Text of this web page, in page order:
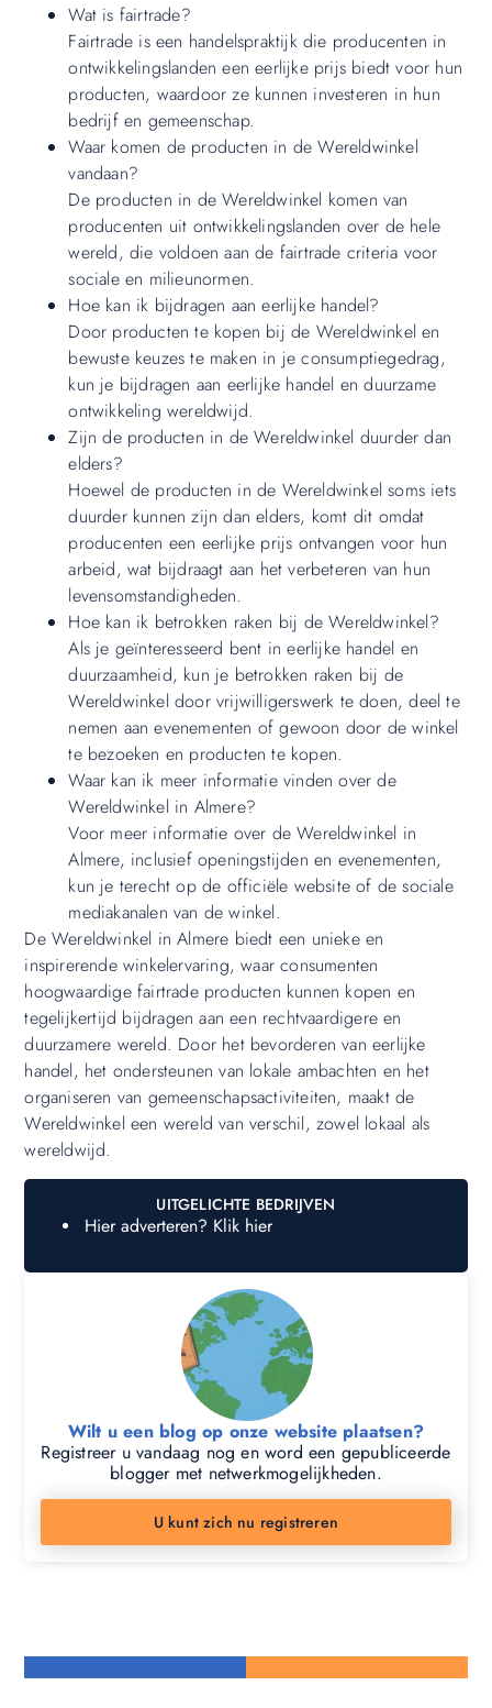
Wat is fairtrade?
Fairtrade is een handelspraktijk die producenten in
ontwikkelingslanden een eerlijke prijs biedt voor hun
producten, waardoor ze kunnen investeren in hun
bedrijf en gemeenschap.
Waar komen de producten in de Wereldwinkel
vandaan?
De producten in de Wereldwinkel komen van
producenten uit ontwikkelingslanden over de hele
wereld, die voldoen aan de fairtrade criteria voor
sociale en milieunormen.
Hoe kan ik bijdragen aan eerlijke handel?
Door producten te kopen bij de Wereldwinkel en
bewuste keuzes te maken in je consumptiegedrag,
kun je bijdragen aan eerlijke handel en duurzame
ontwikkeling wereldwijd.
Zijn de producten in de Wereldwinkel duurder dan
elders?
Hoewel de producten in de Wereldwinkel soms iets
duurder kunnen zijn dan elders, komt dit omdat
producenten een eerlijke prijs ontvangen voor hun
arbeid, wat bijdraagt aan het verbeteren van hun
levensomstandigheden.
Hoe kan ik betrokken raken bij de Wereldwinkel?
Als je geïnteresseerd bent in eerlijke handel en
duurzaamheid, kun je betrokken raken bij de
Wereldwinkel door vrijwilligerswerk te doen, deel te
nemen aan evenementen of gewoon door de winkel
te bezoeken en producten te kopen.
Waar kan ik meer informatie vinden over de
Wereldwinkel in Almere?
Voor meer informatie over de Wereldwinkel in
Almere, inclusief openingstijden en evenementen,
kun je terecht op de officiële website of de sociale
mediakanalen van de winkel.
De Wereldwinkel in Almere biedt een unieke en
inspirerende winkelervaring, waar consumenten
hoogwaardige fairtrade producten kunnen kopen en
tegelijkertijd bijdragen aan een rechtvaardigere en
duurzamere wereld. Door het bevorderen van eerlijke
handel, het ondersteunen van lokale ambachten en het
organiseren van gemeenschapsactiviteiten, maakt de
Wereldwinkel een wereld van verschil, zowel lokaal als
wereldwijd.
UITGELICHTE BEDRIJVEN
Hier adverteren? Klik hier
Wilt u een blog op onze website plaatsen?
Registreer u vandaag nog en word een gepubliceerde
blogger met netwerkmogelijkheden.
U kunt zich nu registreren